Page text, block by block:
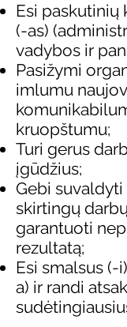
Esi paskutinių
(-as)
vadybos ir
Pasižymi
imlumu
kruopštumu;
Turi gerus
įgūdžius;
Gebi
skirtingų
garantuoti
rezultatą;
Esi smalsus (-
a) ir randi